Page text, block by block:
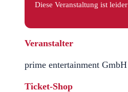
Diese Veranstaltung ist
Veranstalter
prime entertainment GmbH
Ticket-Shop